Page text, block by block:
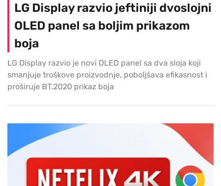
LG Display razvio jeftiniji dvoslojni
OLED panel sa boljim prikazom
boja
LG Display razvio je novi OLED panel sa dva sloja koji
smanjuje troškove proizvodnje, poboljšava efikasnost i
proširuje BT.2020 prikaz boja